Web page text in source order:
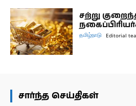
சற்று
தமிழ்நாடு Editorial
சார்ந்த செய்திகள்